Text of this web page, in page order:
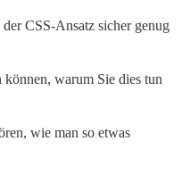
CSS-Ansatz sicher genug
warum Sie dies tun
wie man so etwas